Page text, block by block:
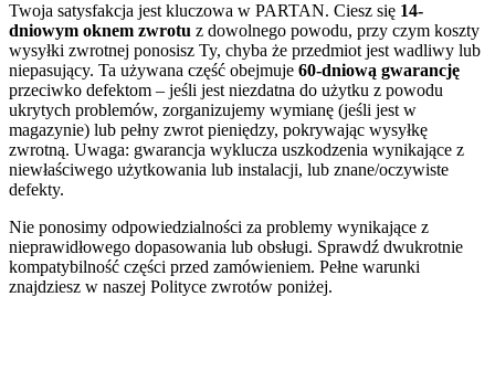
Twoja satysfakcja jest kluczowa w PARTAN. Ciesz się 14-
dniowym oknem zwrotu z dowolnego powodu, przy czym koszty
wysyłki zwrotnej ponosisz Ty, chyba że przedmiot jest wadliwy lub
niepasujący. Ta używana część obejmuje 60-dniową gwarancję
przeciwko defektom – jeśli jest niezdatna do użytku z powodu
ukrytych problemów, zorganizujemy wymianę (jeśli jest w
magazynie) lub pełny zwrot pieniędzy, pokrywając wysyłkę
zwrotną. Uwaga: gwarancja wyklucza uszkodzenia wynikające z
niewłaściwego użytkowania lub instalacji, lub znane/oczywiste
defekty.
Nie ponosimy odpowiedzialności za problemy wynikające z
nieprawidłowego dopasowania lub obsługi. Sprawdź dwukrotnie
kompatybilność części przed zamówieniem. Pełne warunki
znajdziesz w naszej Polityce zwrotów poniżej.